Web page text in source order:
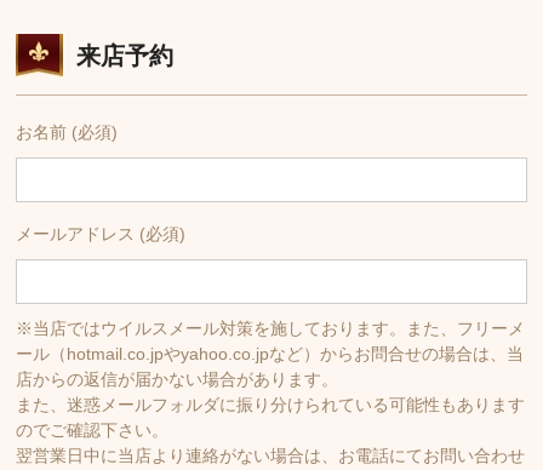
来店予約
お名前 (必須)
メールアドレス (必須)
※当店ではウイルスメール対策を施しております。また、フリーメ
ール（hotmail.co.jpやyahoo.co.jpなど）からお問合せの場合は、当
店からの返信が届かない場合があります。
また、迷惑メールフォルダに振り分けられている可能性もあります
のでご確認下さい。
翌営業日中に当店より連絡がない場合は、お電話にてお問い合わせ